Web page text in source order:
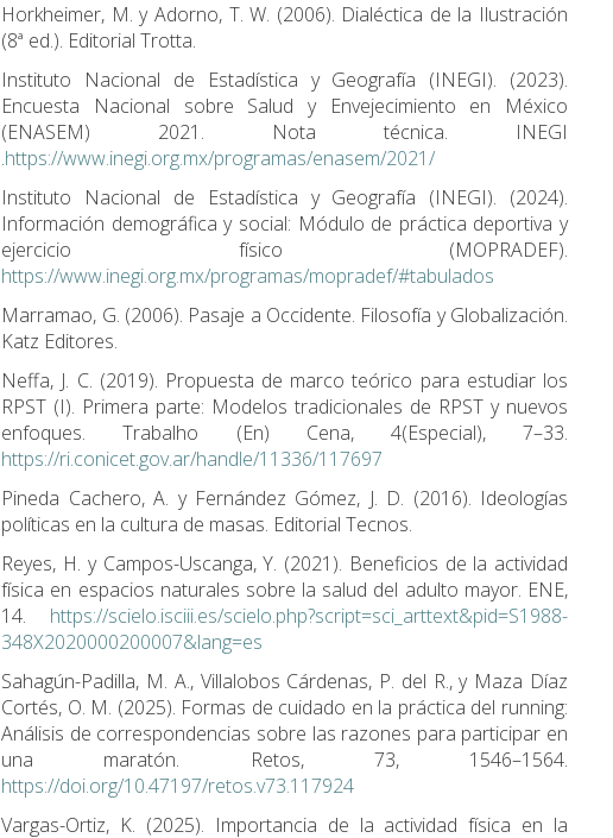
Horkheimer, M. y Adorno, T. W. (2006). Dialéctica de la Ilustración
(8ª ed.). Editorial Trotta.
Instituto Nacional de Estadística y Geografía (INEGI). (2023).
Encuesta Nacional sobre Salud y Envejecimiento en México
(ENASEM) 2021. Nota técnica. INEGI
.https://www.inegi.org.mx/programas/enasem/2021/
Instituto Nacional de Estadística y Geografía (INEGI). (2024).
Información demográfica y social: Módulo de práctica deportiva y
ejercicio físico (MOPRADEF).
https://www.inegi.org.mx/programas/mopradef/#tabulados
Marramao, G. (2006). Pasaje a Occidente. Filosofía y Globalización.
Katz Editores.
Neffa, J. C. (2019). Propuesta de marco teórico para estudiar los
RPST (I). Primera parte: Modelos tradicionales de RPST y nuevos
enfoques. Trabalho (En) Cena, 4(Especial), 7–33.
https://ri.conicet.gov.ar/handle/11336/117697
Pineda Cachero, A. y Fernández Gómez, J. D. (2016). Ideologías
políticas en la cultura de masas. Editorial Tecnos.
Reyes, H. y Campos-Uscanga, Y. (2021). Beneficios de la actividad
física en espacios naturales sobre la salud del adulto mayor. ENE,
14. https://scielo.isciii.es/scielo.php?script=sci_arttext&pid=S1988-
348X2020000200007&lang=es
Sahagún-Padilla, M. A., Villalobos Cárdenas, P. del R., y Maza Díaz
Cortés, O. M. (2025). Formas de cuidado en la práctica del running:
Análisis de correspondencias sobre las razones para participar en
una maratón. Retos, 73, 1546–1564.
https://doi.org/10.47197/retos.v73.117924
Vargas-Ortiz, K. (2025). Importancia de la actividad física en la